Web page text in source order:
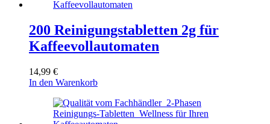
200 Reinigungstabletten 2g für
Kaffeevollautomaten
14,99 €
In den Warenkorb